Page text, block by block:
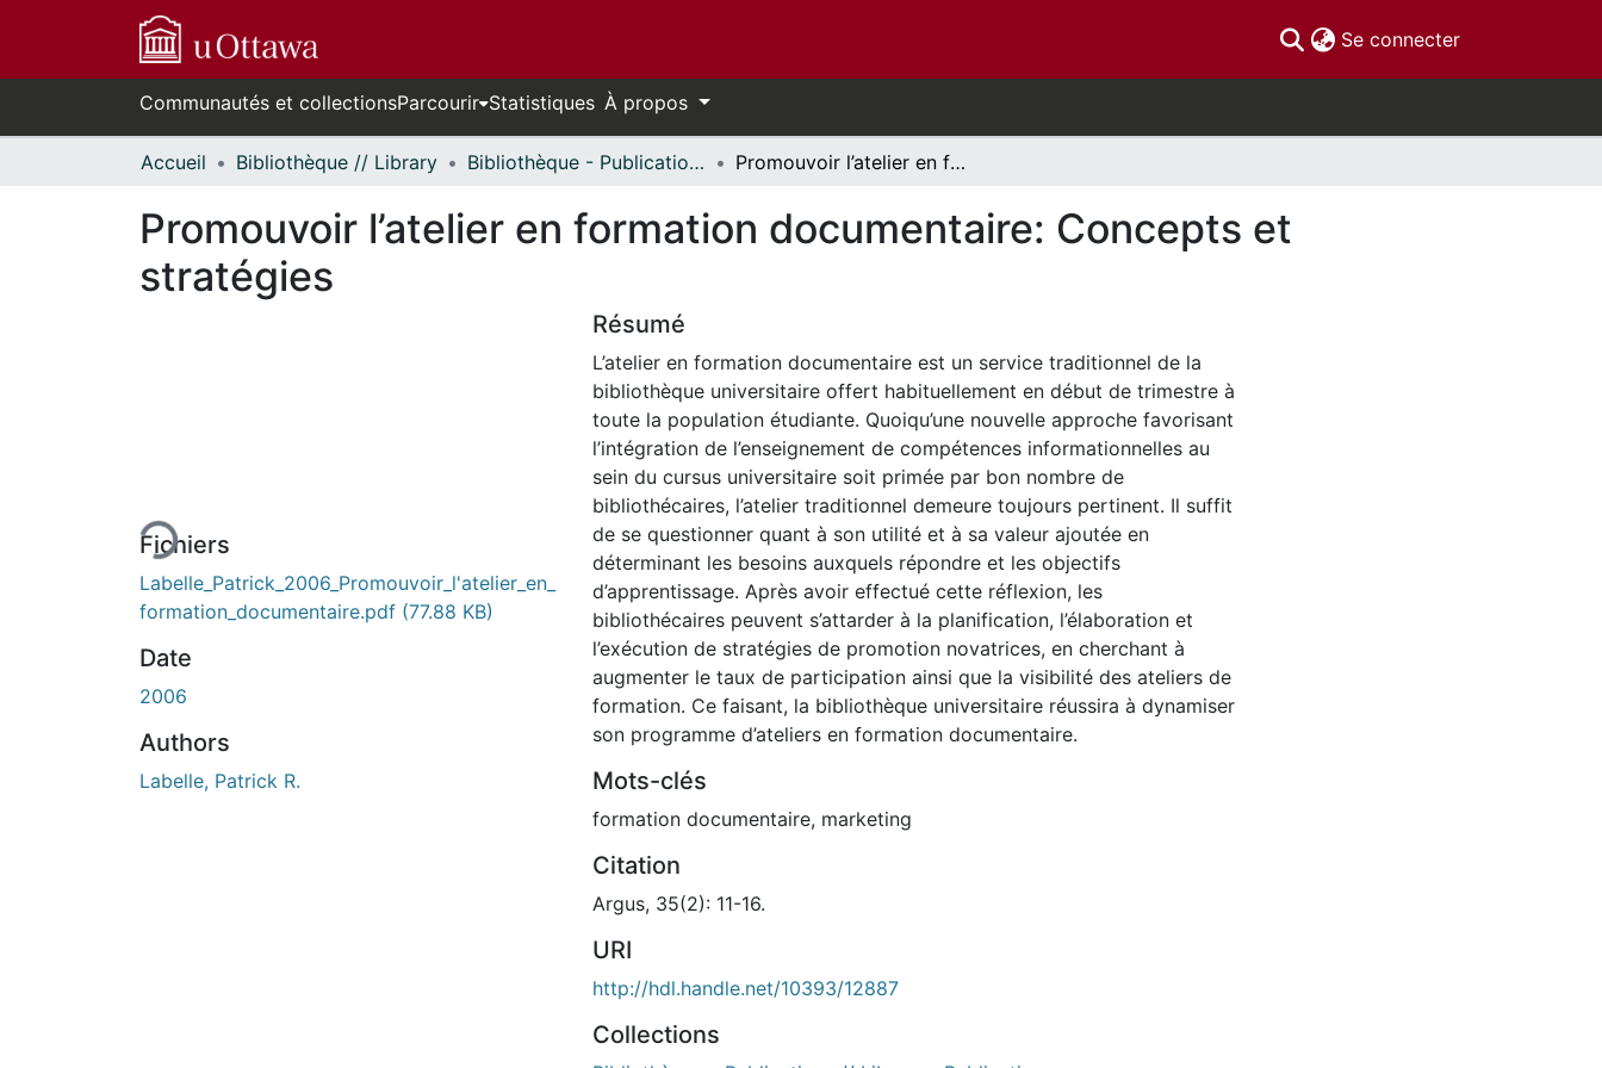
Se connecter(current)
Communautés et collectionsParcourir Statistiques À propos
Accueil Bibliothèque // Library Bibliothèque - Publications // Library - Publications Promouvoir l’atelier en formation documentaire: Concepts et stratégies
Promouvoir l’atelier en formation documentaire: Concepts et
stratégies
Fichiers
Labelle_Patrick_2006_Promouvoir_l'atelier_en_
formation_documentaire.pdf (77.88 KB)
Date
2006
Authors
Labelle, Patrick R.
Résumé
L’atelier en formation documentaire est un service traditionnel de la
bibliothèque universitaire offert habituellement en début de trimestre à
toute la population étudiante. Quoiqu’une nouvelle approche favorisant
l’intégration de l’enseignement de compétences informationnelles au
sein du cursus universitaire soit primée par bon nombre de
bibliothécaires, l’atelier traditionnel demeure toujours pertinent. Il suffit
de se questionner quant à son utilité et à sa valeur ajoutée en
déterminant les besoins auxquels répondre et les objectifs
d’apprentissage. Après avoir effectué cette réflexion, les
bibliothécaires peuvent s’attarder à la planification, l’élaboration et
l’exécution de stratégies de promotion novatrices, en cherchant à
augmenter le taux de participation ainsi que la visibilité des ateliers de
formation. Ce faisant, la bibliothèque universitaire réussira à dynamiser
son programme d’ateliers en formation documentaire.
Mots-clés
formation documentaire, marketing
Citation
Argus, 35(2): 11-16.
URI
http://hdl.handle.net/10393/12887
Collections